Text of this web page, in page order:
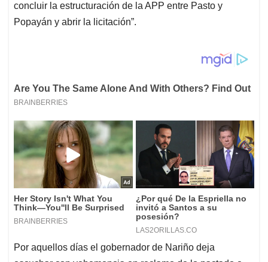
concluir la estructuración de la APP entre Pasto y
Popayán y abrir la licitación”.
Por aquellos días el gobernador de Nariño deja